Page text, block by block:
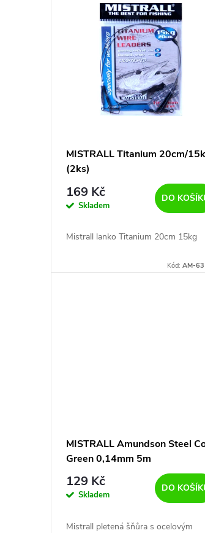
u
MISTRALL Titanium 20cm/
(2ks)
169 Kč
Skladem
DO
Mistrall lanko Titanium 20cm 15kg
Kód:AM-
MISTRALL Amundson Steel
Green 0,14mm 5m
129 Kč
Skladem
DO
Mistrall pletená šňůra s ocelovým